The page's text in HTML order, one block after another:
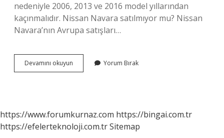
nedeniyle 2006, 2013 ve 2016 model yıllarından
kaçınmalıdır. Nissan Navara satılmıyor mu? Nissan
Navara’nın Avrupa satışları…
Devamını okuyun
Hangi
Yorum Bırak
https://www.forumkurnaz.com https://bingai.com.tr
https://efelerteknoloji.com.trSitemap